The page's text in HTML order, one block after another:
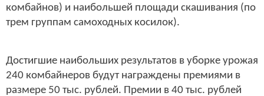
комбайнов) и наибольшей площади скашивания (по
трем группам самоходных косилок).
Достигшие наибольших результатов в уборке урожая
240 комбайнеров будут награждены премиями в
размере 50 тыс. рублей. Премии в 40 тыс. рублей